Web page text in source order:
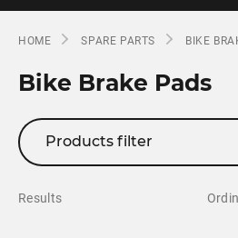
HOME SPARE PARTS BIKE
Bike Brake Pads
Products filter
Results